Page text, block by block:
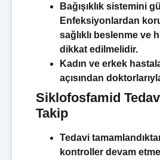
Bağışıklık sistemini
Enfeksiyonlardan
sağlıklı beslenme ve
dikkat edilmelidir.
Kadın ve erkek
açısından
Siklofosfamid
Takip
Tedavi
kontroller devam